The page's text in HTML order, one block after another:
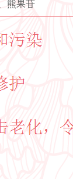
熊果苷